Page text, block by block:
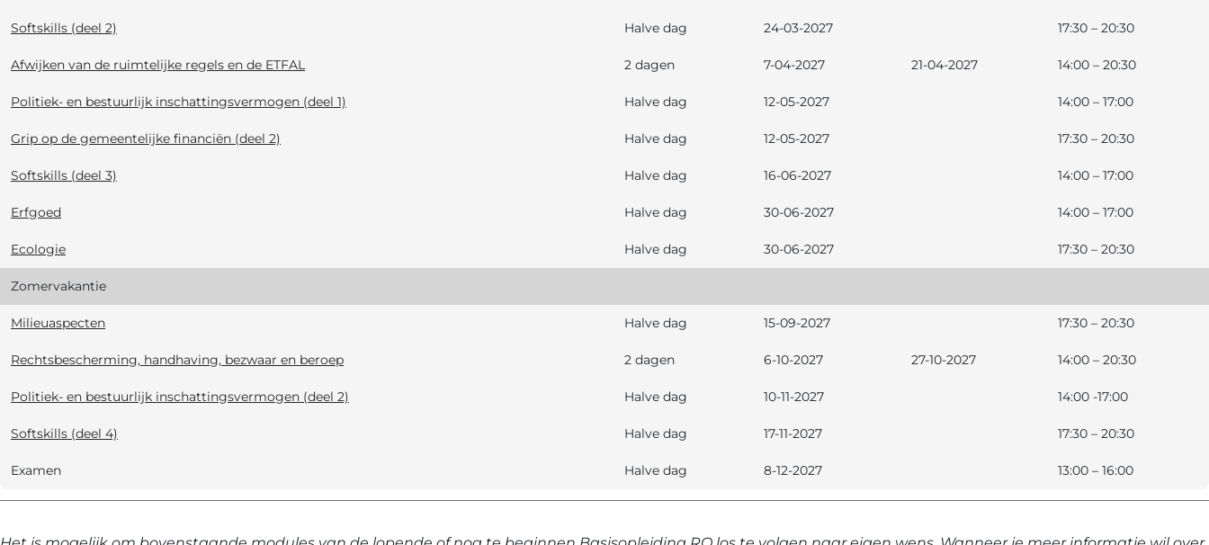
Softskills (deel 2) Halve dag 24-03-2027 17:30 – 20:30
Afwijken van de ruimtelijke regels en de ETFAL 2 dagen 7-04-2027 21-04-2027 14:00 – 20:30
Politiek- en bestuurlijk inschattingsvermogen (deel 1) Halve dag 12-05-2027 14:00 – 17:00
Grip op de gemeentelijke financiën (deel 2) Halve dag 12-05-2027 17:30 – 20:30
Softskills (deel 3) Halve dag 16-06-2027 14:00 – 17:00
Erfgoed Halve dag 30-06-2027 14:00 – 17:00
Ecologie Halve dag 30-06-2027 17:30 – 20:30
Zomervakantie
Milieuaspecten Halve dag 15-09-2027 17:30 – 20:30
Rechtsbescherming, handhaving, bezwaar en beroep 2 dagen 6-10-2027 27-10-2027 14:00 – 20:30
Politiek- en bestuurlijk inschattingsvermogen (deel 2) Halve dag 10-11-2027 14:00 -17:00
Softskills (deel 4) Halve dag 17-11-2027 17:30 – 20:30
Examen Halve dag 8-12-2027 13:00 – 16:00